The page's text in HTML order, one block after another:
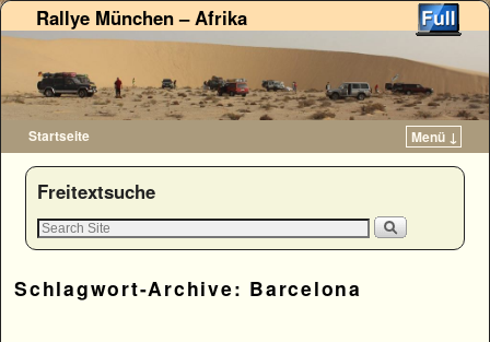
Rallye München – Afrika
Startseite Menü ↓
Zum Inhalt wechseln
Zum sekundären Inhalt wechseln
Freitextsuche
Schlagwort-Archive: Barcelona